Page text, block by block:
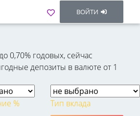
ВОЙТИ
0,70% годовых, сейчас
депозиты в валюте от 1
% Тип вклада